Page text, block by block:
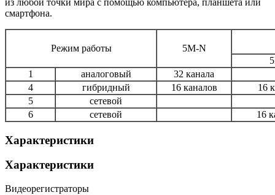
из любой точки мира с помощью компьютера, планшета или
смартфона.
Режим работы
5М-N
1
аналоговый
32 канала
4
гибридный 16 каналов
16
5
сетевой
6
сетевой 16
Характеристики
Характеристики
Видеорегистраторы